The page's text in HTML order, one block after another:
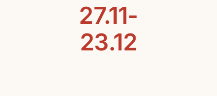
27.11-
23.12